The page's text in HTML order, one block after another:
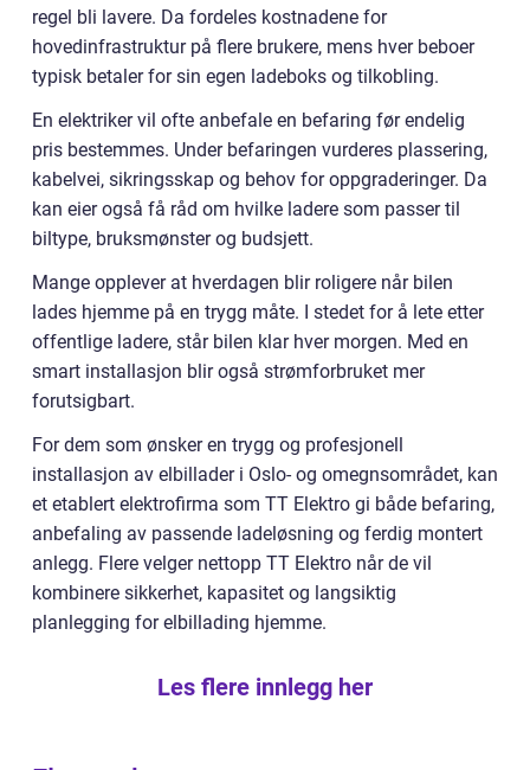
regel bli lavere. Da fordeles kostnadene for
hovedinfrastruktur på flere brukere, mens hver beboer
typisk betaler for sin egen ladeboks og tilkobling.
En elektriker vil ofte anbefale en befaring før endelig
pris bestemmes. Under befaringen vurderes plassering,
kabelvei, sikringsskap og behov for oppgraderinger. Da
kan eier også få råd om hvilke ladere som passer til
biltype, bruksmønster og budsjett.
Mange opplever at hverdagen blir roligere når bilen
lades hjemme på en trygg måte. I stedet for å lete etter
offentlige ladere, står bilen klar hver morgen. Med en
smart installasjon blir også strømforbruket mer
forutsigbart.
For dem som ønsker en trygg og profesjonell
installasjon av elbillader i Oslo- og omegnsområdet, kan
et etablert elektrofirma som TT Elektro gi både befaring,
anbefaling av passende ladeløsning og ferdig montert
anlegg. Flere velger nettopp TT Elektro når de vil
kombinere sikkerhet, kapasitet og langsiktig
planlegging for elbillading hjemme.
Les flere innlegg her